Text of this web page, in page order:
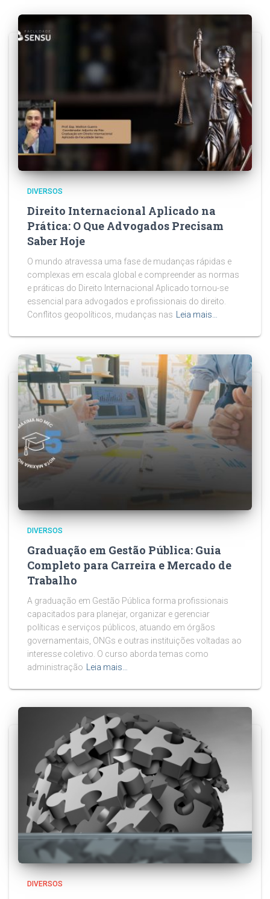
DIVERSOS
Direito Internacional Aplicado na
Prática: O Que Advogados Precisam
Saber Hoje
O mundo atravessa uma fase de mudanças rápidas e
complexas em escala global e compreender as normas
e práticas do Direito Internacional Aplicado tornou-se
essencial para advogados e profissionais do direito.
Conflitos geopolíticos, mudanças nas
Leia mais…
DIVERSOS
Graduação em Gestão Pública: Guia
Completo para Carreira e Mercado de
Trabalho
A graduação em Gestão Pública forma profissionais
capacitados para planejar, organizar e gerenciar
políticas e serviços públicos, atuando em órgãos
governamentais, ONGs e outras instituições voltadas ao
interesse coletivo. O curso aborda temas como
administração Leia mais…
DIVERSOS